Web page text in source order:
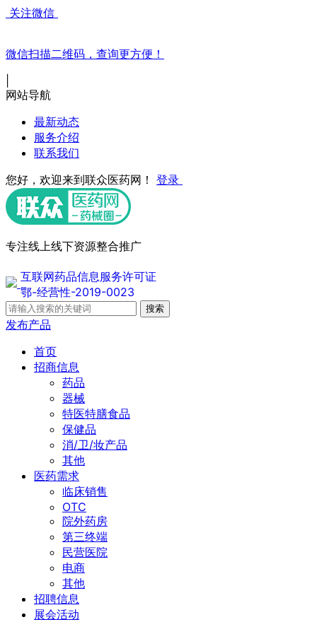
关注微信
微信扫描二维码，查询更方便！
网站导航
最新动态
服务介绍
联系我们
您好，欢迎来到联众医药网！ 登录
专注线上线下资源整合推广
互联网药品信息服务许可证
鄂-经营性-2019-0023
搜索
发布产品
首页
招商信息
药品
器械
特医特膳食品
保健品
消/卫/妆产品
其他
医药需求
临床销售
OTC
院外药房
第三终端
民营医院
电商
其他
招聘信息
展会活动